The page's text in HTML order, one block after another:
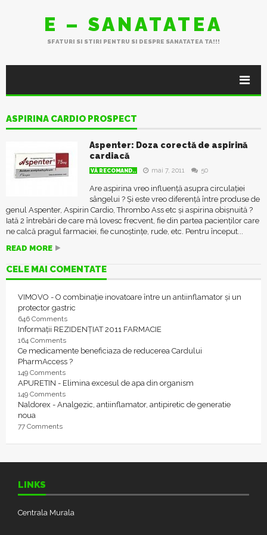
E – SANATATEA
SFATURI SI STIRI PENTRU SI DESPRE SANATATEA TA!!!
ASPIRINA CARDIO PROSPECT
Aspenter: Doza corectă de aspirină
cardiacă
VĂ RECOMAND.. mai 7, 2011 50
Are aspirina vreo influență asupra circulației
sângelui ? Și este vreo diferență între produse de
genul Aspenter, Aspirin Cardio, Thrombo Ass etc și aspirina obișnuită ?
Iată 2 întrebări de care mă lovesc frecvent, fie din partea pacienților care
ne calcă pragul farmaciei, fie cunoștințe, rude, etc. Pentru început...
READ MORE
CELE MAI COMENTATE
VIMOVO - O combinație inovatoare între un antiinflamator și un
protector gastric
646 Comments
Informații REZIDENȚIAT 2011 FARMACIE
164 Comments
Ce medicamente beneficiaza de reducerea Cardului
PharmAccess ?
149 Comments
APURETIN - Elimina excesul de apa din organism
149 Comments
Naldorex - Analgezic, antiinflamator, antipiretic de generatie
noua
77 Comments
LINKS
Centrala Murala